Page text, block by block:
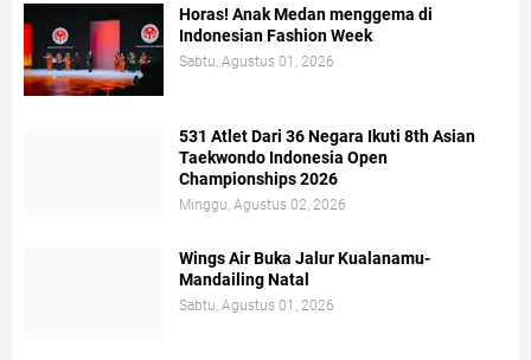
Horas! Anak Medan menggema di
Indonesian Fashion Week
Sabtu, Agustus 01, 2026
531 Atlet Dari 36 Negara Ikuti 8th Asian
Taekwondo Indonesia Open
Championships 2026
Minggu, Agustus 02, 2026
Wings Air Buka Jalur Kualanamu-
Mandailing Natal
Sabtu, Agustus 01, 2026